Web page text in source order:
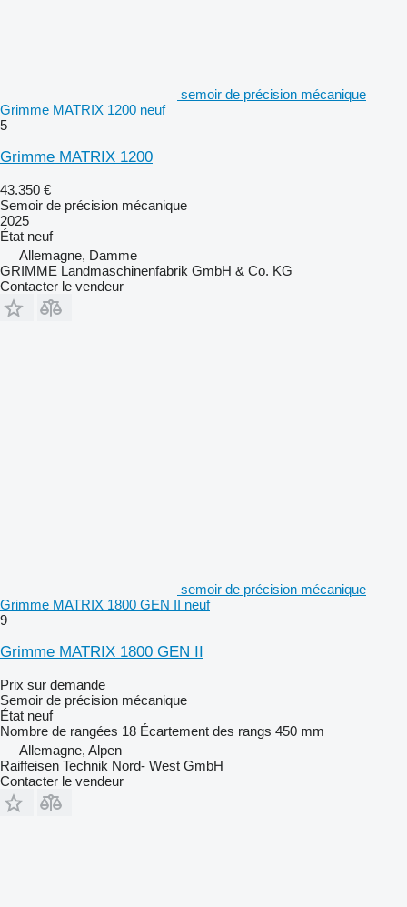
semoir de précision mécanique
Grimme MATRIX 1200 neuf
5
Grimme MATRIX 1200
43.350 €
Semoir de précision mécanique
2025
État neuf
Allemagne, Damme
GRIMME Landmaschinenfabrik GmbH & Co. KG
Contacter le vendeur
semoir de précision mécanique
Grimme MATRIX 1800 GEN II neuf
9
Grimme MATRIX 1800 GEN II
Prix sur demande
Semoir de précision mécanique
État neuf
Nombre de rangées 18 Écartement des rangs 450 mm
Allemagne, Alpen
Raiffeisen Technik Nord- West GmbH
Contacter le vendeur